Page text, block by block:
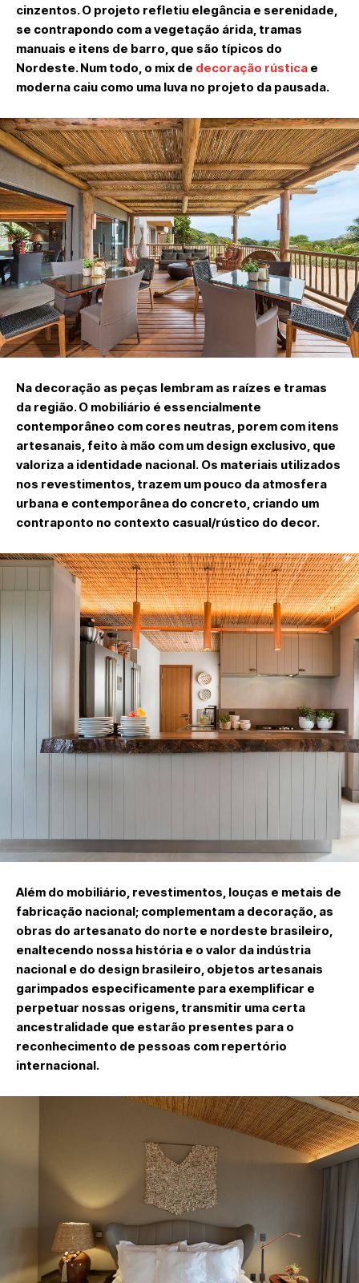
cinzentos. O projeto refletiu elegância e serenidade,
se contrapondo com a vegetação árida, tramas
manuais e itens de barro, que são típicos do
Nordeste. Num todo, o mix de decoração rústica e
moderna caiu como uma luva no projeto da pausada.
Na decoração as peças lembram as raízes e tramas
da região. O mobiliário é essencialmente
contemporâneo com cores neutras, porem com itens
artesanais, feito à mão com um design exclusivo, que
valoriza a identidade nacional. Os materiais utilizados
nos revestimentos, trazem um pouco da atmosfera
urbana e contemporânea do concreto, criando um
contraponto no contexto casual/rústico do decor.
Além do mobiliário, revestimentos, louças e metais de
fabricação nacional; complementam a decoração, as
obras do artesanato do norte e nordeste brasileiro,
enaltecendo nossa história e o valor da indústria
nacional e do design brasileiro, objetos artesanais
garimpados especificamente para exemplificar e
perpetuar nossas origens, transmitir uma certa
ancestralidade que estarão presentes para o
reconhecimento de pessoas com repertório
internacional.